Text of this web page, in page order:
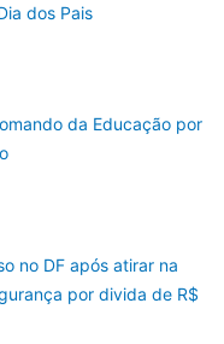
dos Pais
da Educação por
no DF após atirar na
por divida de R$